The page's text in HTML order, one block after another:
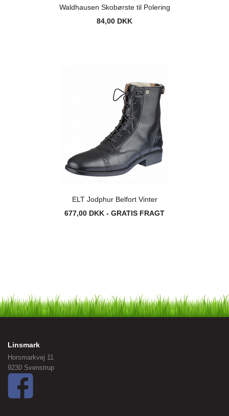
Waldhausen Skobørste til Polering
84,00 DKK
ELT Jodphur Belfort Vinter
677,00 DKK - GRATIS FRAGT
Linsmark
Horsmarkvej 11
9230 Svenstrup